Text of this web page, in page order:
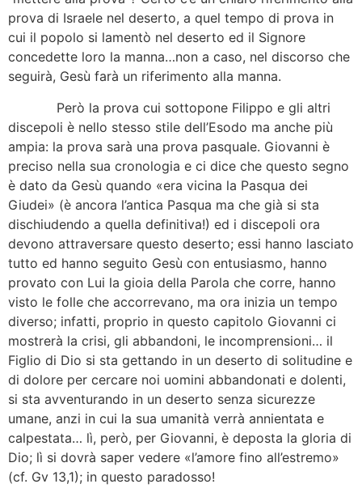
prova di Israele nel deserto, a quel tempo di prova in
cui il popolo si lamentò nel deserto ed il Signore
concedette loro la manna…non a caso, nel discorso che
seguirà, Gesù farà un riferimento alla manna.
Però la prova cui sottopone Filippo e gli altri
discepoli è nello stesso stile dell’Esodo ma anche più
ampia: la prova sarà una prova pasquale. Giovanni è
preciso nella sua cronologia e ci dice che questo segno
è dato da Gesù quando «era vicina la Pasqua dei
Giudei» (è ancora l’antica Pasqua ma che già si sta
dischiudendo a quella definitiva!) ed i discepoli ora
devono attraversare questo deserto; essi hanno lasciato
tutto ed hanno seguito Gesù con entusiasmo, hanno
provato con Lui la gioia della Parola che corre, hanno
visto le folle che accorrevano, ma ora inizia un tempo
diverso; infatti, proprio in questo capitolo Giovanni ci
mostrerà la crisi, gli abbandoni, le incomprensioni… il
Figlio di Dio si sta gettando in un deserto di solitudine e
di dolore per cercare noi uomini abbandonati e dolenti,
si sta avventurando in un deserto senza sicurezze
umane, anzi in cui la sua umanità verrà annientata e
calpestata… lì, però, per Giovanni, è deposta la gloria di
Dio; lì si dovrà saper vedere «l’amore fino all’estremo»
(cf. Gv 13,1); in questo paradosso!